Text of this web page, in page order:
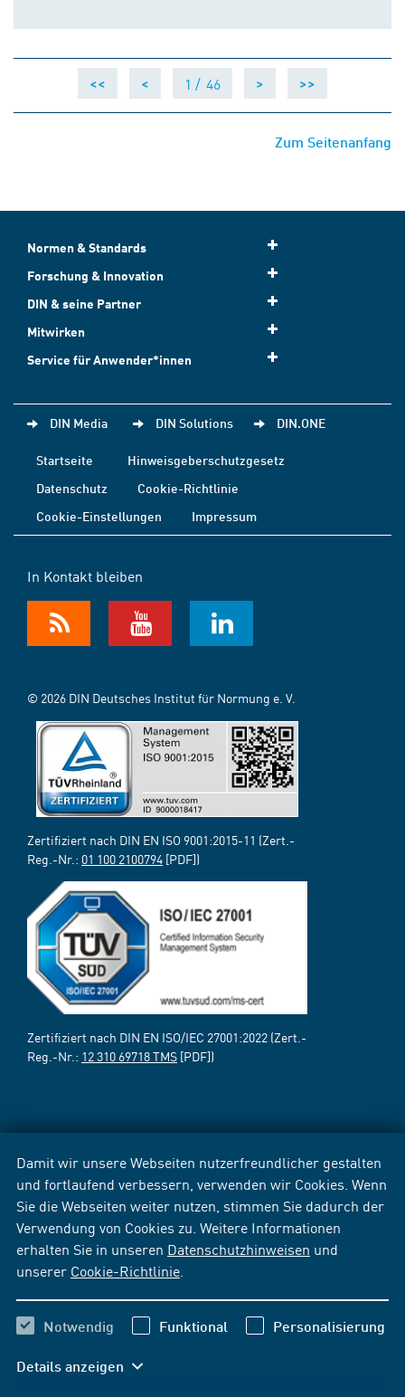
Damit wir unsere Webseiten nutzerfreundlicher gestalten
und fortlaufend verbessern, verwenden wir Cookies. Wenn
Sie die Webseiten weiter nutzen, stimmen Sie dadurch der
Verwendung von Cookies zu. Weitere Informationen
erhalten Sie in unseren Datenschutzhinweisen und
unserer Cookie-Richtlinie
Notwendig Funktional Personalisierung
Details anzeigen
<< < 1 / 46 > >>
Zum Seitenanfang
Normen & Standards
Forschung & Innovation
DIN & seine Partner
Mitwirken
Service für Anwender*innen
DIN Media DIN Solutions DIN.ONE
Startseite
Hinweisgeberschutzgesetz
Datenschutz
Cookie-Richtlinie
Cookie-Einstellungen
Impressum
In Kontakt bleiben
© 2026 DIN Deutsches Institut für Normung e. V.
Zertifiziert nach DIN EN ISO 9001:2015-11 (Zert.-
Reg.-Nr.: 01 100 2100794 [PDF])
Zertifiziert nach DIN EN ISO/IEC 27001:2022 (Zert.-
Reg.-Nr.: 12 310 69718 TMS [PDF])